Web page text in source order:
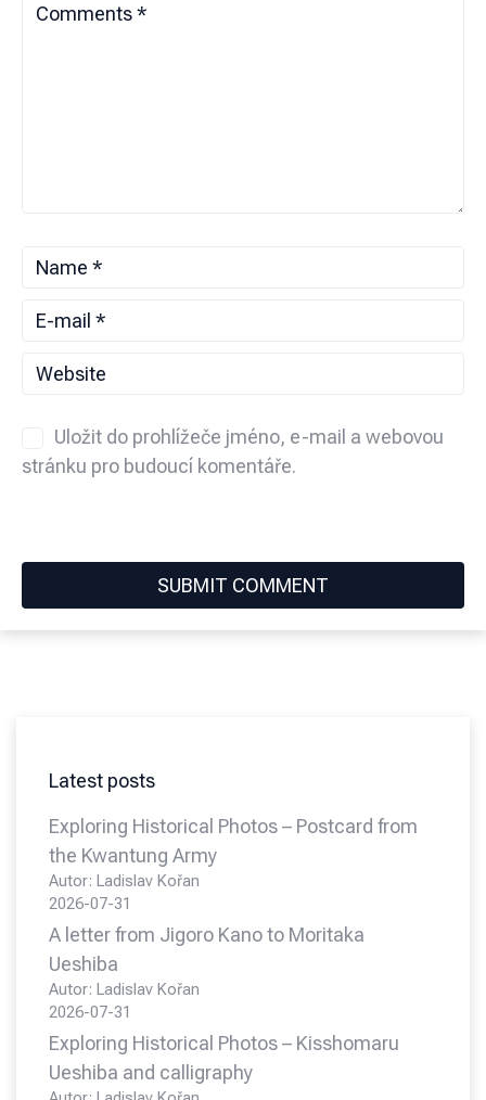
Uložit do prohlížeče jméno, e-mail a webovou
stránku pro budoucí komentáře.
Latest posts
Exploring Historical Photos – Postcard from
the Kwantung Army
Autor: Ladislav Kořan
2026-07-31
A letter from Jigoro Kano to Moritaka
Ueshiba
Autor: Ladislav Kořan
2026-07-31
Exploring Historical Photos – Kisshomaru
Ueshiba and calligraphy